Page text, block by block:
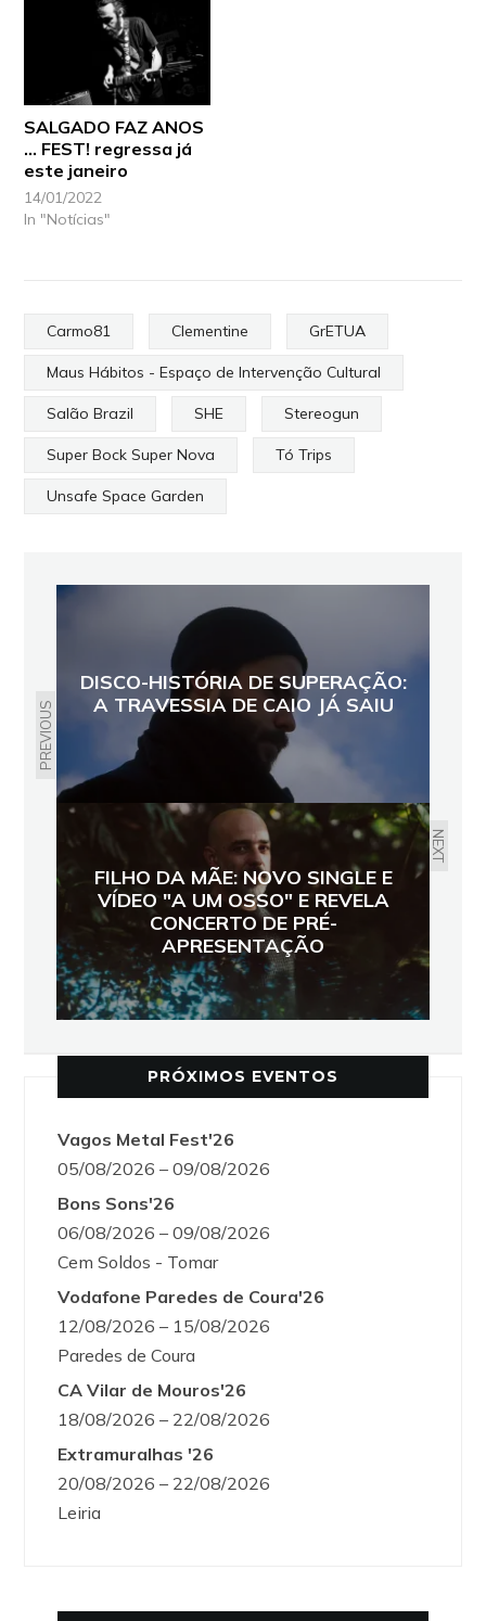
SALGADO FAZ ANOS
… FEST! regressa já
este janeiro
14/01/2022
In "Notícias"
Carmo81 Clementine GrETUA
Maus Hábitos - Espaço de Intervenção Cultural
Salão Brazil SHE Stereogun
Super Bock Super Nova Tó Trips
Unsafe Space Garden
PREVIOUS
DISCO-HISTÓRIA DE SUPERAÇÃO:
A TRAVESSIA DE CAIO JÁ SAIU
NEXT
FILHO DA MÃE: NOVO SINGLE E
VÍDEO "A UM OSSO" E REVELA
CONCERTO DE PRÉ-
APRESENTAÇÃO
PRÓXIMOS EVENTOS
Vagos Metal Fest'26
05/08/2026 – 09/08/2026
Bons Sons'26
06/08/2026 – 09/08/2026
Cem Soldos - Tomar
Vodafone Paredes de Coura'26
12/08/2026 – 15/08/2026
Paredes de Coura
CA Vilar de Mouros'26
18/08/2026 – 22/08/2026
Extramuralhas '26
20/08/2026 – 22/08/2026
Leiria